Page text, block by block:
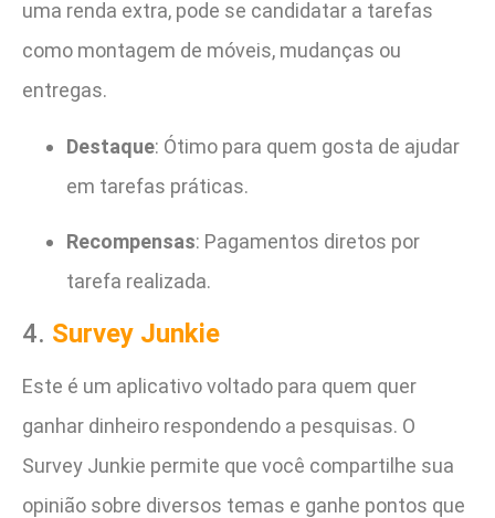
uma renda extra, pode se candidatar a tarefas
como montagem de móveis, mudanças ou
entregas.
Destaque: Ótimo para quem gosta de ajudar
em tarefas práticas.
Recompensas: Pagamentos diretos por
tarefa realizada.
4. Survey Junkie
Este é um aplicativo voltado para quem quer
ganhar dinheiro respondendo a pesquisas. O
Survey Junkie permite que você compartilhe sua
opinião sobre diversos temas e ganhe pontos que